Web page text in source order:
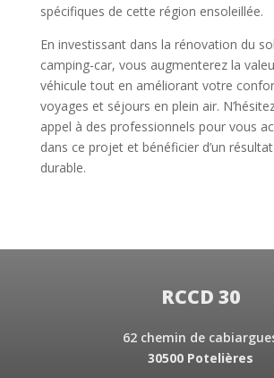
spécifiques de cette région ensoleillée.
En investissant dans la rénovation du
camping-car, vous augmenterez la
véhicule tout en améliorant votre
voyages et séjours en plein air.
appel à des professionnels pour vous
dans ce projet et bénéficier d’un
durable.
RCCD 30
62 chemin de
30500 Potelières